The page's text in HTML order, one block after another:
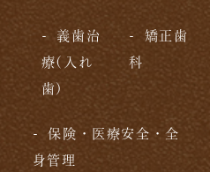
義歯治
療(入れ
歯)
矯正歯
科
保険・医療安全・全
身管理